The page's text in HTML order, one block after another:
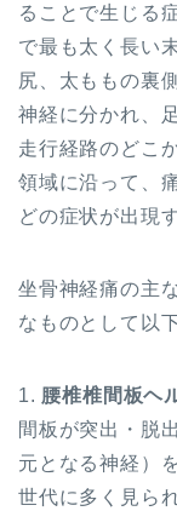
ることで生じる
で最も太く長い
尻、太ももの裏
神経に分かれ、
走行経路のどこ
領域に沿って、
どの症状が出現
坐骨神経痛の主
なものとして以
1. 腰椎椎間板ヘ
間板が突出・脱
元となる神経）
世代に多く見られ